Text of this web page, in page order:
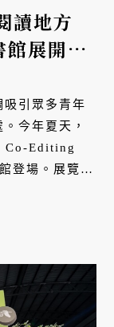
讀地方
展開
引眾多青年
今年夏天，
Co-Editing
登場。展覽自